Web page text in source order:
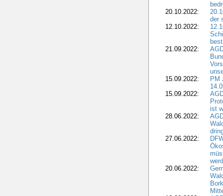
20.10.2022:
der
12.10.2022:
21.09.2022:
15.09.2022:
PM
15.09.2022:
ist
28.06.2022:
27.06.2022:
20.06.2022: